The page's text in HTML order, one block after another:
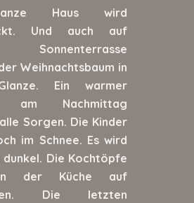
Haus wird
Und auch auf
Sonnenterrasse
Weihnachtsbaum in
Ein warmer
am Nachmittag
Sorgen. Die Kinder
im Schnee. Es wird
dunkel. Die Kochtöpfe
der Küche auf
Die letzten